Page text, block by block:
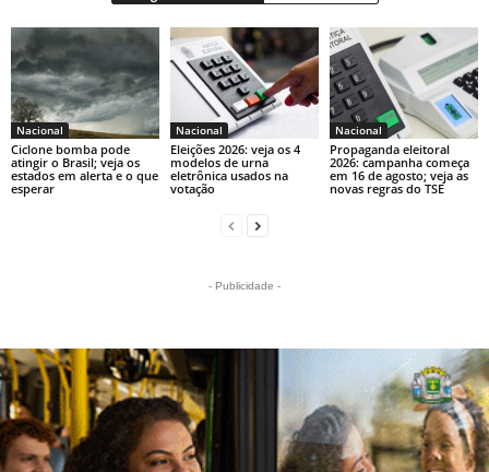
Nacional
Ciclone bomba pode
atingir o Brasil; veja os
estados em alerta e o que
esperar
Nacional
Eleições 2026: veja os 4
modelos de urna
eletrônica usados na
votação
Nacional
Propaganda eleitoral
2026: campanha começa
em 16 de agosto; veja as
novas regras do TSE
- Publicidade -